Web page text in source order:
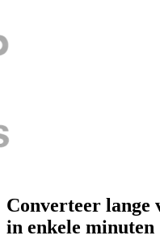
Converteer lange
in enkele minuten